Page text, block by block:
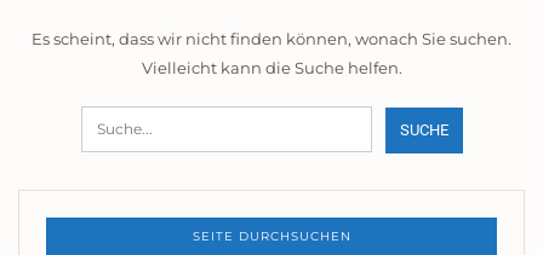
Es scheint, dass wir nicht finden können, wonach Sie suchen.
Vielleicht kann die Suche helfen.
SEITE DURCHSUCHEN